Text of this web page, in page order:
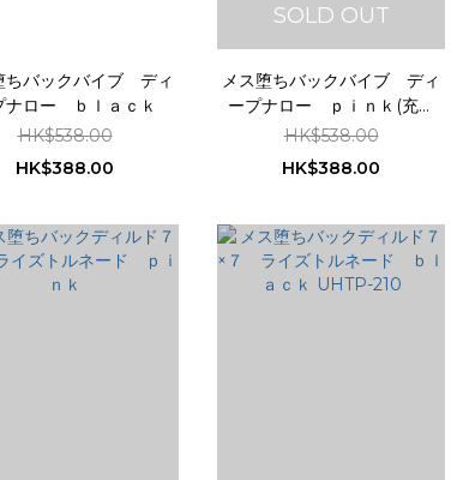
ちバックバイブ ディ
ナロー ｂｌａｃｋ
HK$538.00
HK$388.00
SOLD OUT
メス堕ちバックバイブ ディ
ープナロー ｐｉｎｋ(充電
池)
HK$538.00
HK$388.00